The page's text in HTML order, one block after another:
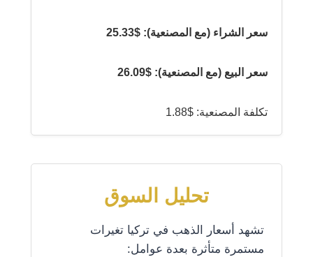
سعر الشراء (مع المصنعية): $25.33
سعر البيع (مع المصنعية): $26.09
تكلفة المصنعية: $1.88
تحليل السوق
تشهد أسعار الذهب في تركيا تغيرات
مستمرة متأثرة بعدة عوامل: